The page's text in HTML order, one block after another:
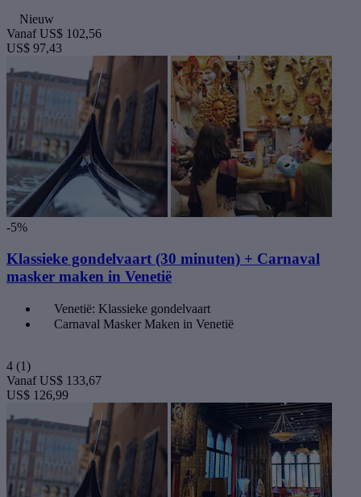
Nieuw
Vanaf US$ 102,56
US$ 97,43
-5%
Klassieke gondelvaart (30 minuten) + Carnaval
masker maken in Venetië
Venetië: Klassieke gondelvaart
Carnaval Masker Maken in Venetië
4 (1)
Vanaf US$ 133,67
US$ 126,99